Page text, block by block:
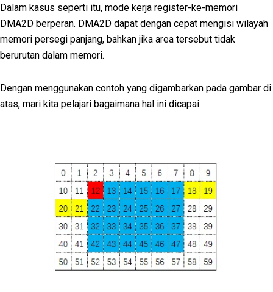
Dalam kasus seperti itu, mode kerja register-ke-memori
DMA2D berperan. DMA2D dapat dengan cepat mengisi wilayah
memori persegi panjang, bahkan jika area tersebut tidak
berurutan dalam memori.
Dengan menggunakan contoh yang digambarkan pada gambar di
atas, mari kita pelajari bagaimana hal ini dicapai: